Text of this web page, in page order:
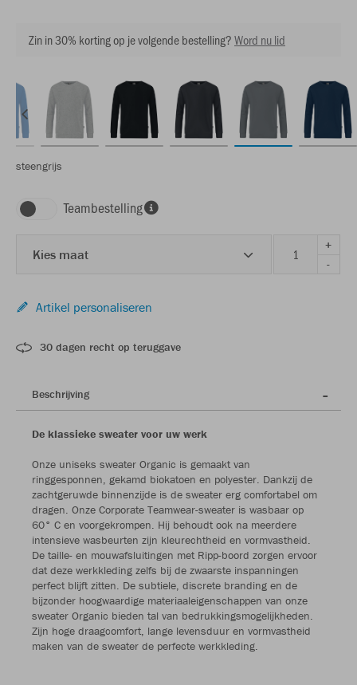
Zin in 30% korting op je volgende bestelling?Word nu lid
steengrijs
Teambestelling
Kies maat
+
-
Artikel personaliseren
30 dagen recht op teruggave
Beschrijving
De klassieke sweater voor uw werk
Onze uniseks sweater Organic is gemaakt van
ringgesponnen, gekamd biokatoen en polyester. Dankzij de
zachtgeruwde binnenzijde is de sweater erg comfortabel om
dragen. Onze Corporate Teamwear-sweater is wasbaar op
60° C en voorgekrompen. Hij behoudt ook na meerdere
intensieve wasbeurten zijn kleurechtheid en vormvastheid.
De taille- en mouwafsluitingen met Ripp-boord zorgen ervoor
dat deze werkkleding zelfs bij de zwaarste inspanningen
perfect blijft zitten. De subtiele, discrete branding en de
bijzonder hoogwaardige materiaaleigenschappen van onze
sweater Organic bieden tal van bedrukkingsmogelijkheden.
Zijn hoge draagcomfort, lange levensduur en vormvastheid
maken van de sweater de perfecte werkkleding.